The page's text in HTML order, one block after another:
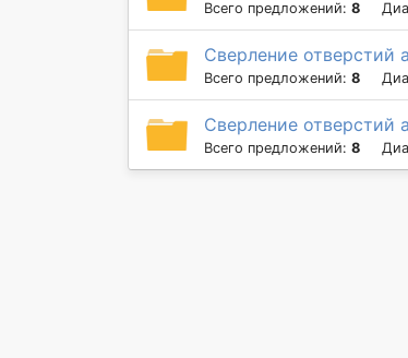
Всего предложений: 8
Сверление отверстий
Всего предложений: 8
Сверление отверстий
Всего предложений: 8